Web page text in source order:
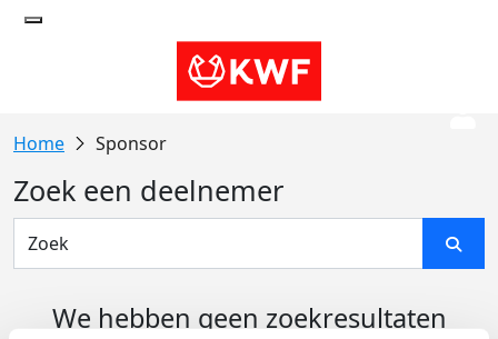
Sponsor
Zoek een deelnemer
We hebben geen zoekresultaten